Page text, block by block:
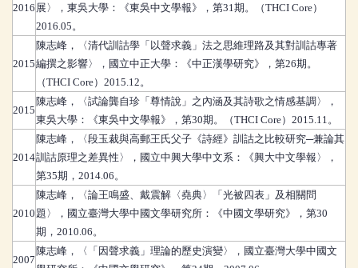
2016 展〉，東吳大學：《東吳中文學報》，第31期。（THCI Core）
2016.05。
2015
陳志峰 ，
〈清代訓詁學「以聲求義」法之思維理路及其對訓詁專著
編撰之影響〉，國立中正大學：《中正漢學研究》，第26期。
（THCI Core）2015.12。
2015
陳志峰 ，
〈試論龔自珍「尊情說」之內涵及其詩歌之情感基調〉，
東吳大學：《東吳中文學報》，第30期。（THCI Core）2015.11。
2014
陳志峰 ，
〈段玉裁與高郵王氏父子《詩經》訓詁之比較研究─兼論其
訓詁原理之差異性〉，國立中興大學中文系：《興大中文學報〉，
第35期，2014.06。
2010
陳志峰 ，
〈論王鳴盛、戴震解〈堯典〉「光被四表」及相關問
題〉，國立臺灣大學中國文學研究所：《中國文學研究》，第30
期，2010.06。
2007
陳志峰 ，
〈「因聲求義」理論的歷史演變〉，國立臺灣大學中國文